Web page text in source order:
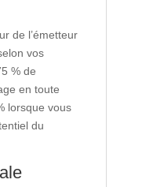
de l’émetteur
vos
% de
en toute
lorsque vous
du